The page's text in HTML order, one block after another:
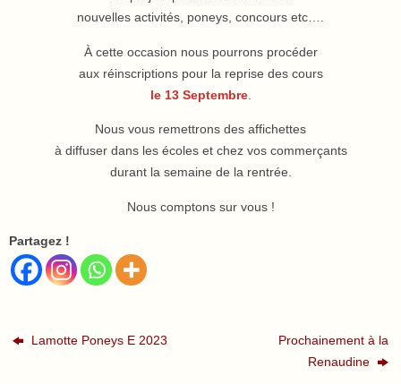
nouvelles activités, poneys, concours etc….
À cette occasion nous pourrons procéder
aux réinscriptions pour la reprise des cours
le 13 Septembre.
Nous vous remettrons des affichettes
à diffuser dans les écoles et chez vos commerçants
durant la semaine de la rentrée.
Nous comptons sur vous !
Partagez !
Lamotte Poneys E 2023
Prochainement à la
Renaudine